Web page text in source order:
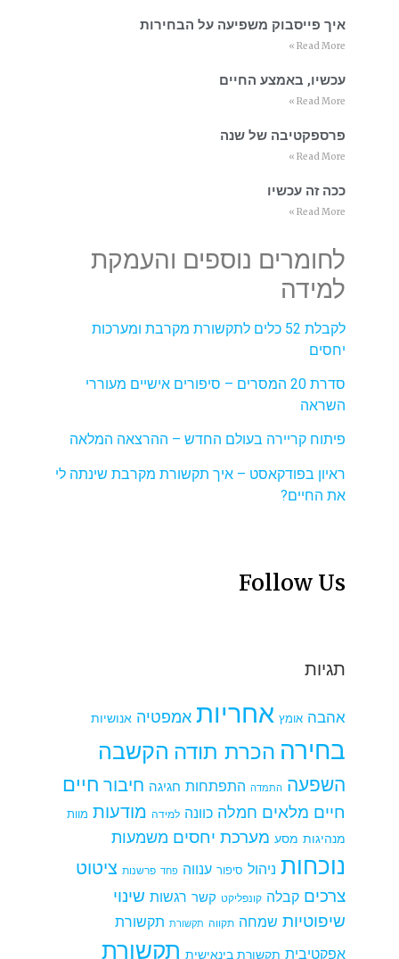
איך פייסבוק משפיעה על הבחירות
Read More »
עכשיו, באמצע החיים
Read More »
פרספקטיבה של שנה
Read More »
ככה זה עכשיו
Read More »
לחומרים נוספים והעמקת
למידה
לקבלת 52 כלים לתקשורת מקרבת ומערכות
יחסים
סדרת 20 המסרים – סיפורים אישיים מעוררי
השראה
פיתוח קריירה בעולם החדש – ההרצאה המלאה
ראיון בפודקאסט – איך תקשורת מקרבת שינתה לי
את החיים?
Follow Us
תגיות
אהבה אומץ אחריות אמפטיה אנושיות
בחירה הכרת תודה הקשבה
השפעה התמדה התפתחות חגיגה חיבור חיים
חיים מלאים חמלה כוונה למידה מודעות מוות
מנהיגות מסע מערכת יחסים משמעות
נוכחות ניהול סיפור ענווה פחד פרשנות ציטוט
צרכים קבלה קונפליקט קשר רגשות שינוי
שיפוטיות שמחה תקווה תקשורת תקשורת
אפקטיבית תקשורת בינאישית תקשורת